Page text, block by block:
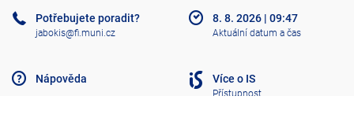
Potřebujete poradit?
jabokis@fi.muni.cz
Nápověda
8. 8. 2026 | 09:47
Aktuální datum a čas
Více o IS
Přístupnost